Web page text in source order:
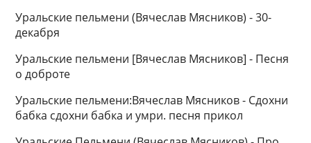
Уральские пельмени (Вячеслав Мясников) - 30-
декабря
Уральские пельмени [Вячеслав Мясников] - Песня
о доброте
Уральские пельмени:Вячеслав Мясников - Сдохни
бабка сдохни бабка и умри. песня прикол